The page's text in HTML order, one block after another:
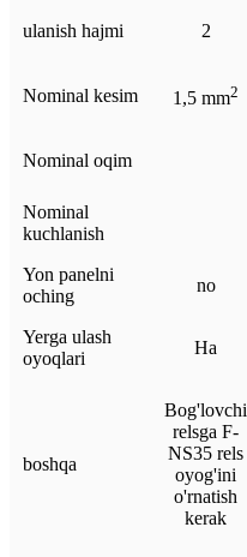
ulanish hajmi 2
Nominal kesim 1,5 mm2
Nominal oqim
Nominal
kuchlanish
Yon panelni
oching
no
Yerga ulash
oyoqlari
Ha
boshqa
Bog'lovchi
relsga F-
NS35 rels
oyog'ini
o'rnatish
kerak